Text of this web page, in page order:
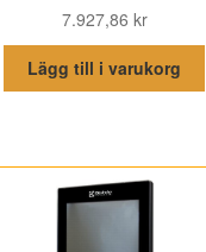
7.927,86 kr
Lägg till i varukorg